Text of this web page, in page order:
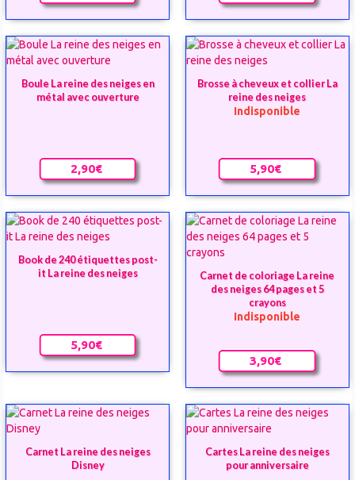
Boule La reine des neiges en
métal avec ouverture
2,90€
Brosse à cheveux et collier La
reine des neiges
5,90€
Indisponible
Book de 240 étiquettes post-
it La reine des neiges
5,90€
Carnet de coloriage La reine
des neiges 64 pages et 5
crayons
3,90€
Indisponible
Carnet La reine des neiges
Disney
Cartes La reine des neiges
pour anniversaire